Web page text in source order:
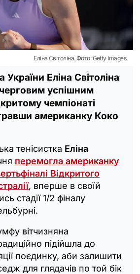
Еліна Світоліна. Фото: Getty Images
Еліна Світоліна
успішним
чемпіонаті
американку Коко
тенісистка Еліна
перемогла американку
Відкритого
, вперше в своїй
стадії 1/2 фіналу
вітчизняна
підійшла до
поєдинку, аби залишити
для глядачів по той бік